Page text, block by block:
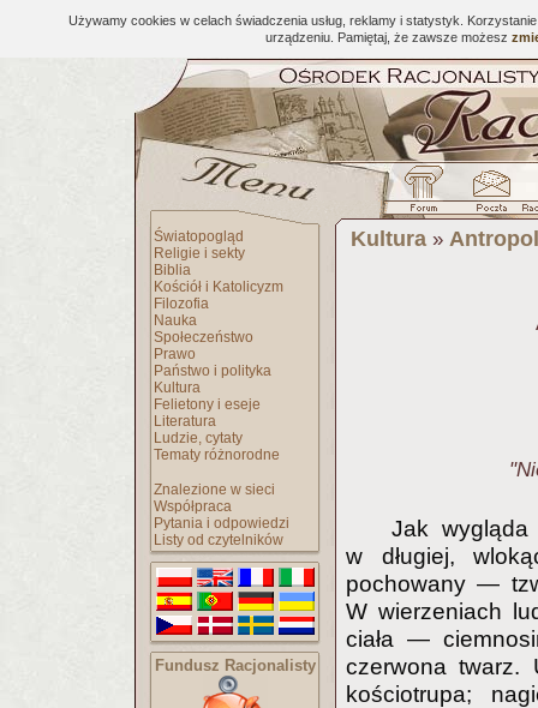
Używamy cookies w celach świadczenia usług, reklamy i statystyk.
urządzeniu. Pamiętaj, że zawsze możesz
Światopogląd
Religie i sekty
Biblia
Kościół i Katolicyzm
Filozofia
Nauka
Społeczeństwo
Prawo
Państwo i polityka
Kultura
Felietony i eseje
Literatura
Ludzie, cytaty
Tematy różnorodne
Znalezione w sieci
Współpraca
Pytania i odpowiedzi
Listy od czytelników
Fundusz Racjonalisty
Kultura »
Jak
w długiej,
pochowany —
W wierzeniach
ciała —
czerwona twarz.
kościotrupa;